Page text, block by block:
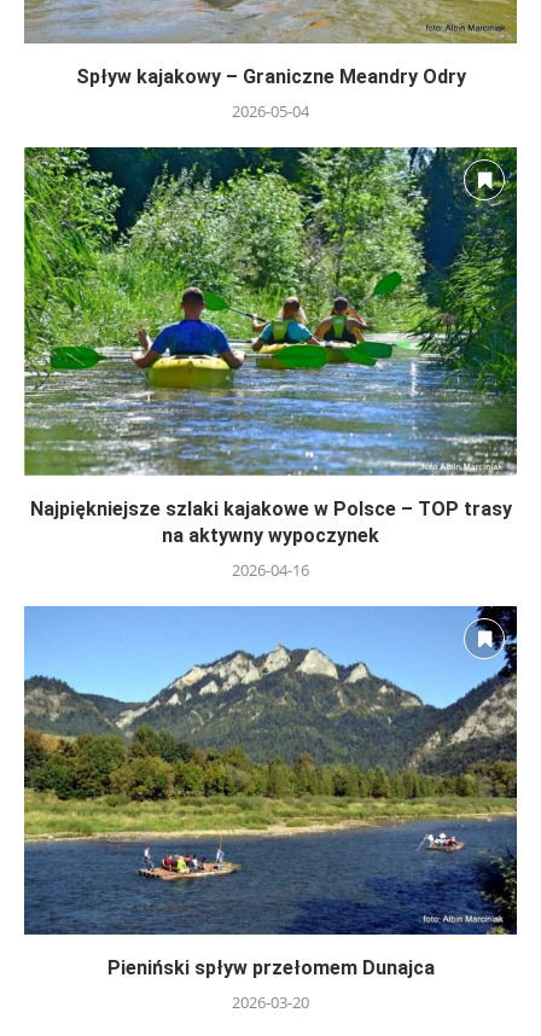
Spływ kajakowy – Graniczne Meandry Odry
2026-05-04
Najpiękniejsze szlaki kajakowe w Polsce – TOP trasy
na aktywny wypoczynek
2026-04-16
Pieniński spływ przełomem Dunajca
2026-03-20